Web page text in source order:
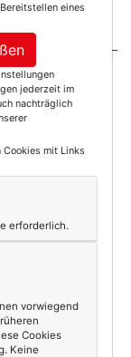
eines
jederzeit im
nachträglich
mit Links
erforderlich.
vorwiegend
Cookies
Keine